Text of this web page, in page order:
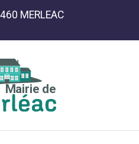
MERLEAC
Mairie de